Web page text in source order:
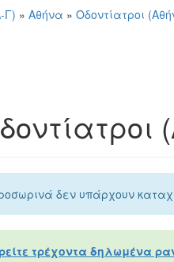
Γ) » Αθήνα » Οδοντίατροι
δεν υπάρχουν
τρέχοντα δηλωμένα